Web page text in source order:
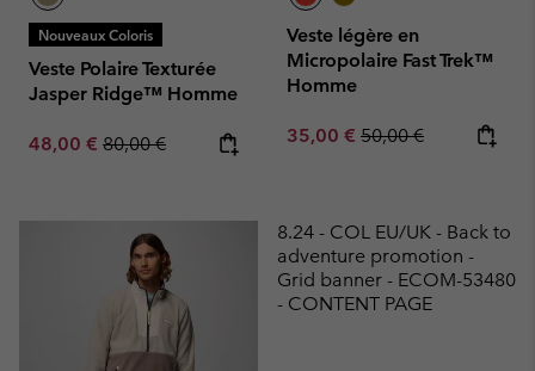
Nouveaux Coloris
Veste Polaire Texturée
Jasper Ridge™ Homme
Sale price:
48,00 € Regular price:
80,00 €
Veste légère en
Micropolaire Fast Trek™
Homme
Sale price:
35,00 € Regular price:
50,00 €
8.24 - COL EU/UK - Back to
adventure promotion -
Grid banner - ECOM-53480
- CONTENT PAGE